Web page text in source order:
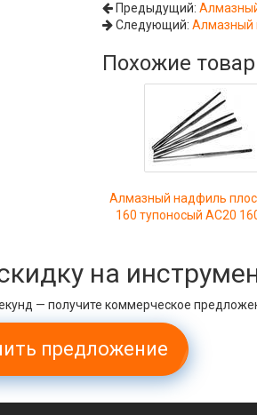
Предыдущий:
Следующий:Алмазный
Похожие
Алмазный надфиль
160 тупоносый АС20
на
— получите коммерческое
предложение